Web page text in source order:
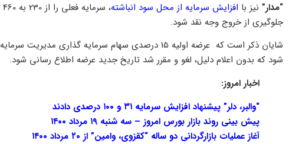
“مدار” نیز با افزایش سرمایه از محل سود انباشته
جلوگيری از خروج وجه نقد شود.
شود که بدون اعلام دلیل، لغو و مقرر شد تاریخ جدید عرضه اطلاع رسانی شود.
اخبار امروز:
“والبر، دلر” پیشنهاد افزایش سرمایه ۳۱ و ۱۰۰ درصدی دادند
پیش بینی روند بازار بورس امروز – سه شنبه ۱۹ مرداد ۱۴۰۰
آغاز عملیات بازارگردانی دو ساله “کقزوی، وامین” از ۲۰ مرداد ۱۴۰۰